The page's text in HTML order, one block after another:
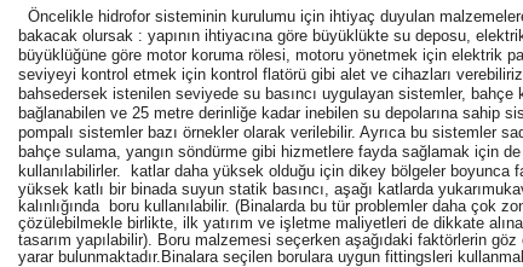
Öncelikle hidrofor sisteminin kurulumu için ihtiyaç duyulan
bakacak olursak : yapının ihtiyacına göre büyüklükte su deposu,
büyüklüğüne göre motor koruma rölesi, motoru yönetmek için elektrik
seviyeyi kontrol etmek için kontrol flatörü gibi alet ve cihazları
bahsedersek istenilen seviyede su basıncı uygulayan sistemler, bahçe
bağlanabilen ve 25 metre derinliğe kadar inebilen su depolarına sahip
pompalı sistemler bazı örnekler olarak verilebilir. Ayrıca bu sistemler
bahçe sulama, yangın söndürme gibi hizmetlere fayda sağlamak için de
kullanılabilirler.
katlar daha yüksek olduğu için dikey bölgeler boyunca
yüksek katlı bir binada suyun statik basıncı, aşağı katlarda
kalınlığında boru kullanılabilir. (Binalarda bu tür problemler daha çok
çözülebilmekle birlikte, ilk yatırım ve işletme maliyetleri de dikkate
tasarım yapılabilir). Boru malzemesi seçerken aşağıdaki faktörlerin göz
yarar bulunmaktadır.Binalara seçilen borulara uygun fittingsleri